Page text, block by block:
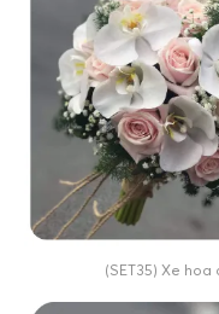
(SET35) Xe